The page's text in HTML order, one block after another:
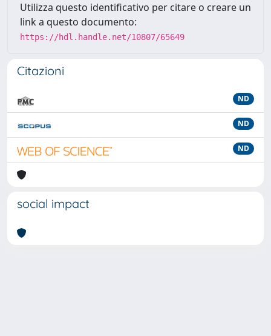
Utilizza questo identificativo per citare o creare un
link a questo documento:
https://hdl.handle.net/10807/65649
Citazioni
ND
ND
ND
social impact